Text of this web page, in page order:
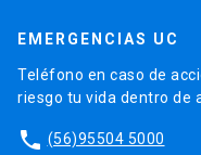
EMERGENCIAS UC
Teléfono en caso de
riesgo tu vida dentro de
phone (56)95504 5000